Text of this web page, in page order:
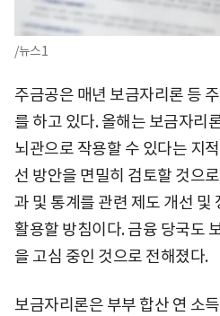
/뉴스1
주금공은 매년 보금자리론 등
를 하고 있다. 올해는 보금자리
뇌관으로 작용할 수 있다는 지
선 방안을 면밀히 검토할 것으
과 및 통계를 관련 제도 개선 및
활용할 방침이다. 금융 당국도
을 고심 중인 것으로 전해졌다.
보금자리론은 부부 합산 연 소